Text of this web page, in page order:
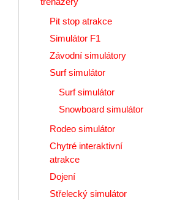
Pit stop atrakce
Simulátor F1
Závodní simulátory
Surf simulátor
Surf simulátor
Snowboard simulátor
Rodeo simulátor
Chytré interaktivní
atrakce
Dojení
Střelecký simulátor